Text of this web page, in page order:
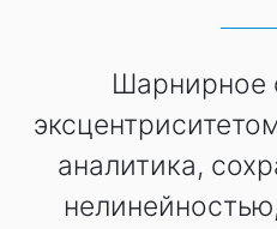
Шарнирное
аналитика,